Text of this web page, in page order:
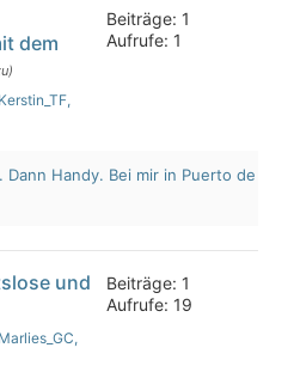
dem
,
Beiträge: 1
Aufrufe: 1
Dann Handy. Bei mir in Puerto de
und
,
Beiträge: 1
Aufrufe: 19